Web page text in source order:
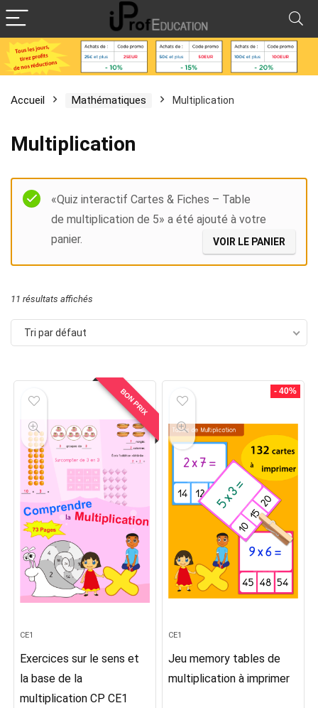
Accueil Mathématiques Multiplication
Multiplication
«Quiz interactif Cartes & Fiches – Table
de multiplication de 5» a été ajouté à votre
panier.
VOIR LE PANIER
11 résultats affichés
Tri par défaut
BON PRIX
CE1
Exercices sur le sens et
la base de la
multiplication CP CE1
- 40%
CE1
Jeu memory tables de
multiplication à imprimer